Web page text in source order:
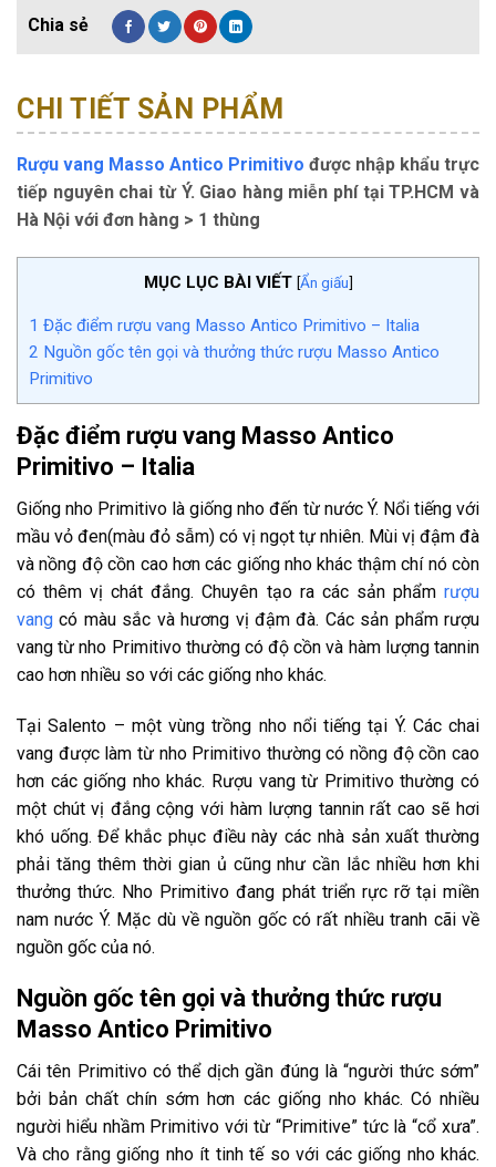
CHI TIẾT SẢN PHẨM
Rượu vang Masso Antico Primitivo được nhập khẩu trực
tiếp nguyên chai từ Ý. Giao hàng miễn phí tại TP.HCM và
Hà Nội với đơn hàng > 1 thùng
MỤC LỤC BÀI VIẾT [Ẩn giấu]
1 Đặc điểm rượu vang Masso Antico Primitivo – Italia
2 Nguồn gốc tên gọi và thưởng thức rượu Masso Antico
Primitivo
Đặc điểm rượu vang Masso Antico
Primitivo – Italia
Giống nho Primitivo là giống nho đến từ nước Ý. Nổi tiếng với
mầu vỏ đen(màu đỏ sẫm) có vị ngọt tự nhiên. Mùi vị đậm đà
và nồng độ cồn cao hơn các giống nho khác thậm chí nó còn
có thêm vị chát đắng. Chuyên tạo ra các sản phẩm rượu
vang có màu sắc và hương vị đậm đà. Các sản phẩm rượu
vang từ nho Primitivo thường có độ cồn và hàm lượng tannin
cao hơn nhiều so với các giống nho khác.
Tại Salento – một vùng trồng nho nổi tiếng tại Ý. Các chai
vang được làm từ nho Primitivo thường có nồng độ cồn cao
hơn các giống nho khác. Rượu vang từ Primitivo thường có
một chút vị đắng cộng với hàm lượng tannin rất cao sẽ hơi
khó uống. Để khắc phục điều này các nhà sản xuất thường
phải tăng thêm thời gian ủ cũng như cần lắc nhiều hơn khi
thưởng thức. Nho Primitivo đang phát triển rực rỡ tại miền
nam nước Ý. Mặc dù về nguồn gốc có rất nhiều tranh cãi về
nguồn gốc của nó.
Nguồn gốc tên gọi và thưởng thức rượu
Masso Antico Primitivo
Cái tên Primitivo có thể dịch gần đúng là “người thức sớm”
bởi bản chất chín sớm hơn các giống nho khác. Có nhiều
người hiểu nhầm Primitivo với từ “Primitive” tức là “cổ xưa”.
Và cho rằng giống nho ít tinh tế so với các giống nho khác.